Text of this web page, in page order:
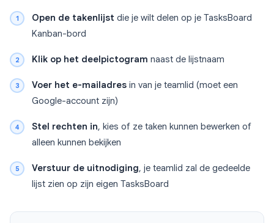
Open de takenlijst die je wilt delen op je TasksBoard
Kanban-bord
Klik op het deelpictogram naast de lijstnaam
Voer het e-mailadres in van je teamlid (moet een
Google-account zijn)
Stel rechten in, kies of ze taken kunnen bewerken of
alleen kunnen bekijken
Verstuur de uitnodiging, je teamlid zal de gedeelde
lijst zien op zijn eigen TasksBoard